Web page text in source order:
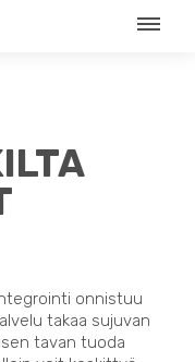
onnistuu
takaa sujuvan
tavan tuoda